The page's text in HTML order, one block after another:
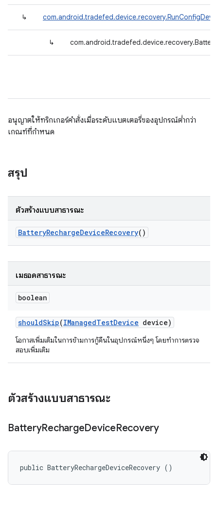
↳
↳
อนุญาตให้ทริกเกอร์คําสั่งเมื่อระดับแบตเตอรี่ของอุปกรณ์ต่ำกว่า
เกณฑ์ที่กำหนด
สรุป
ตัวสร้างแบบสาธารณะ
BatteryRechargeDeviceRecovery()
เมธอดสาธารณะ
boolean
shouldSkip(IManagedTestDevice device)
โอกาสเพิ่มเติมในการข้ามการกู้คืนในอุปกรณ์หนึ่งๆ โดยทำการตรวจ
สอบเพิ่มเติม
ตัวสร้างแบบสาธารณะ
BatteryRechargeDeviceRecovery
public BatteryRechargeDeviceRecovery ()